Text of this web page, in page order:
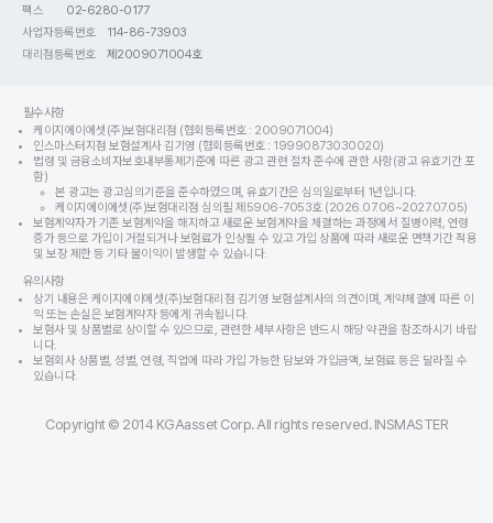
팩스
02-6280-0177
사업자등록번호
114-86-73903
대리점등록번호
제2009071004호
필수사항
케이지에이에셋(주)보험대리점 (협회등록번호 : 2009071004)
인스마스터지점 보험설계사 김기영 (협회등록번호 : 19990873030020)
법령 및 금융소비자보호내부통제기준에 따른 광고 관련 절차 준수에 관한 사항(광고 유효기간 포
함)
본 광고는 광고심의기준을 준수하였으며, 유효기간은 심의일로부터 1년입니다.
케이지에이에셋(주)보험대리점 심의필 제5906-7053호 (2026.07.06~2027.07.05)
보험계약자가 기존 보험계약을 해지하고 새로운 보험계약을 체결하는 과정에서 질병이력, 연령
증가 등으로 가입이 거절되거나 보험료가 인상될 수 있고 가입 상품에 따라 새로운 면책기간 적용
및 보장 제한 등 기타 불이익이 발생할 수 있습니다.
유의사항
상기 내용은 케이지에이에셋(주)보험대리점 김기영 보험설계사의 의견이며, 계약체결에 따른 이
익 또는 손실은 보험계약자 등에게 귀속됩니다.
보험사 및 상품별로 상이할 수 있으므로, 관련한 세부사항은 반드시 해당 약관을 참조하시기 바랍
니다.
보험회사 상품별, 성별, 연령, 직업에 따라 가입 가능한 담보와 가입금액, 보험료 등은 달라질 수
있습니다.
Copyright © 2014 KGAasset Corp. All rights reserved. INSMASTER